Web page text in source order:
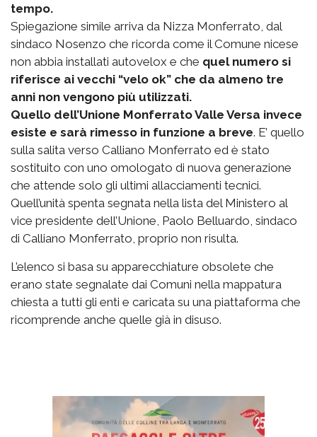
tempo.
Spiegazione simile arriva da Nizza Monferrato, dal
sindaco Nosenzo che ricorda come il Comune nicese
non abbia installati autovelox e che quel numero si
riferisce ai vecchi “velo ok” che da almeno tre
anni non vengono più utilizzati.
Quello dell’Unione Monferrato Valle Versa invece
esiste e sarà rimesso in funzione a breve. E’ quello
sulla salita verso Calliano Monferrato ed è stato
sostituito con uno omologato di nuova generazione
che attende solo gli ultimi allacciamenti tecnici.
Quell’unità spenta segnata nella lista del Ministero al
vice presidente dell’Unione, Paolo Belluardo, sindaco
di Calliano Monferrato, proprio non risulta.
L’elenco si basa su apparecchiature obsolete che
erano state segnalate dai Comuni nella mappatura
chiesta a tutti gli enti e caricata su una piattaforma che
ricomprende anche quelle già in disuso.